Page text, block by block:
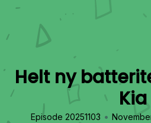
Helt ny
Kia
Episode 20251103 •